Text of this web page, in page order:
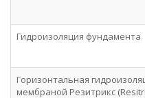
Гидроизоляция фундамента
Горизонтальная
мембраной Резитрикс